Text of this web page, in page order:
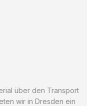
über den Transport
wir in Dresden ein